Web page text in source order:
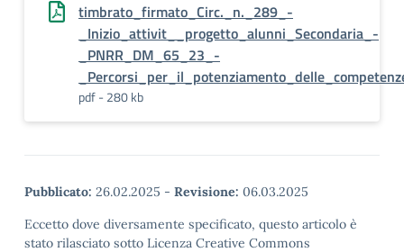
timbrato_firmato_Circ._n._289_-
_Inizio_attivit__progetto_alunni_Secondaria_-
_PNRR_DM_65_23_-
pdf - 280 kb
Pubblicato: 26.02.2025 - Revisione: 06.03.2025
Eccetto dove diversamente specificato, questo articolo è
stato rilasciato sotto Licenza Creative Commons